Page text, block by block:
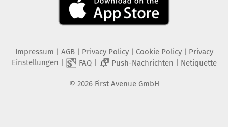
Impressum | AGB | Privacy Policy| Cookie Policy| Privacy
Einstellungen | FAQ| 2 Push-Nachrichten | Netiquette
© 2026 First Avenue GmbH